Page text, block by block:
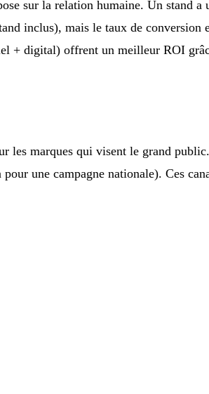
sur la relation humaine. Un stand a
inclus), mais le taux de conversion
+ digital) offrent un meilleur ROI
les marques qui visent le grand
une campagne nationale). Ces